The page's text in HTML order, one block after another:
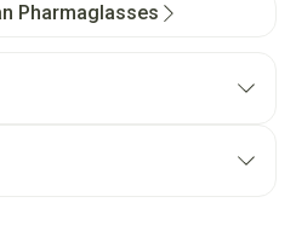
Pharmaglasses